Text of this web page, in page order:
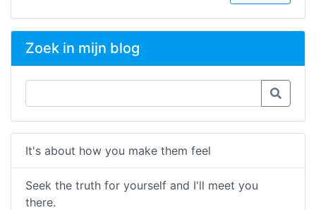
Zoek in mijn blog
It's about how you make them feel
Seek the truth for yourself and I'll meet you
there.